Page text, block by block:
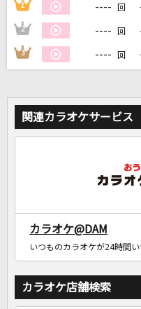
1 ---- 回
2 ---- 回
3 ---- 回
関連カラオケサービス
カラオケ@DAM
いつものカラオケが24時間
カラオケ店舗検索